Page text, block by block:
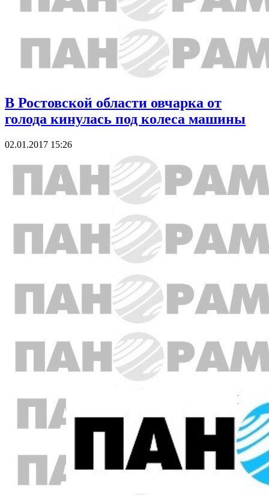
В Ростовской области овчарка от
голода кинулась под колеса машины
02.01.2017 15:26